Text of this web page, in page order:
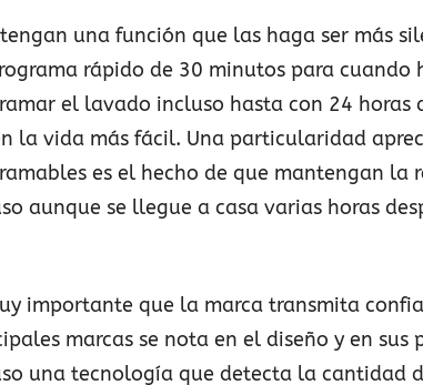
una función que las haga ser más
rápido de 30 minutos para cuando
el lavado incluso hasta con 24 horas
la vida más fácil. Una particularidad
es el hecho de que mantengan la
aunque se llegue a casa varias horas
importante que la marca transmita
marcas se nota en el diseño y en sus
una tecnología que detecta la cantidad